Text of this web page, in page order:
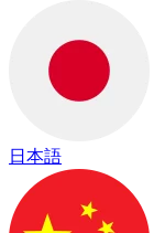
日本語